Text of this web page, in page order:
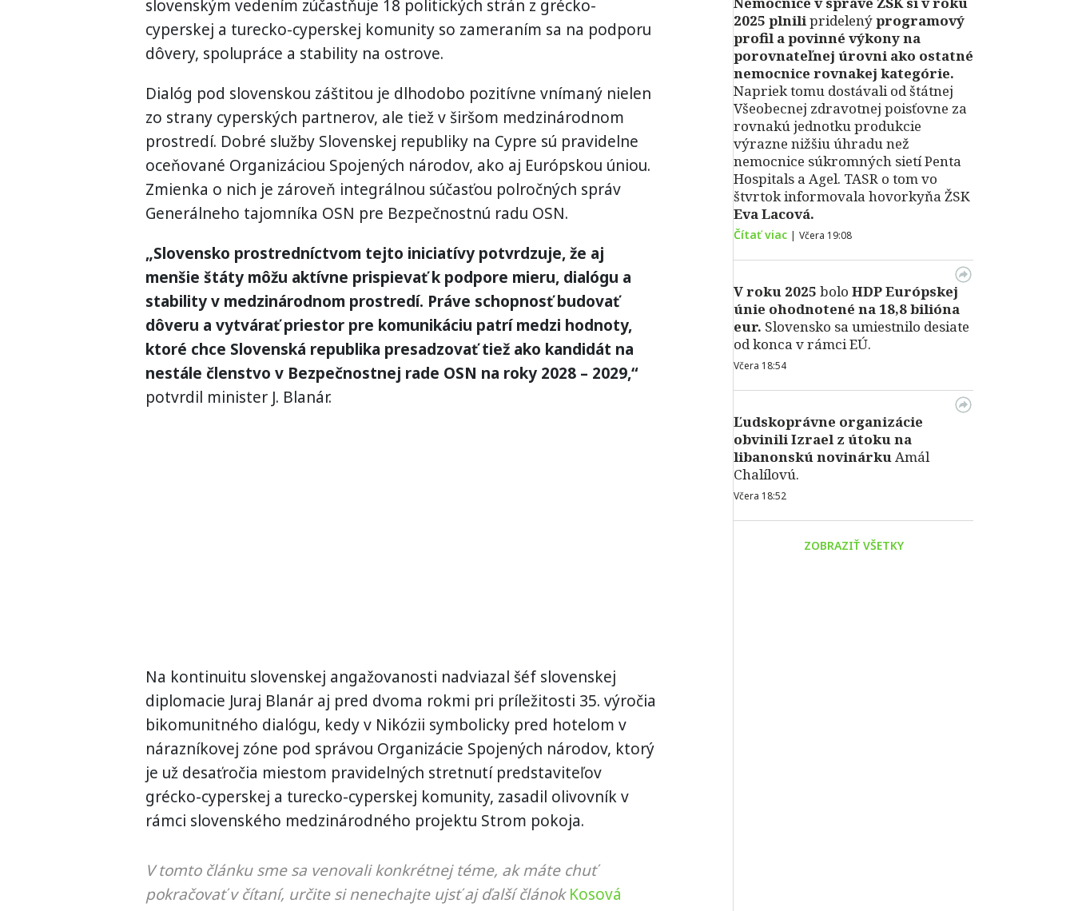
slovenským vedením zúčastňuje 18 politických strán z grécko-
cyperskej a turecko-cyperskej komunity so zameraním sa na podporu
dôvery, spolupráce a stability na ostrove.
Dialóg pod slovenskou záštitou je dlhodobo pozitívne vnímaný nielen
zo strany cyperských partnerov, ale tiež v širšom medzinárodnom
prostredí. Dobré služby Slovenskej republiky na Cypre sú pravidelne
oceňované Organizáciou Spojených národov, ako aj Európskou úniou.
Zmienka o nich je zároveň integrálnou súčasťou polročných správ
Generálneho tajomníka OSN pre Bezpečnostnú radu OSN.
„Slovensko prostredníctvom tejto iniciatívy potvrdzuje, že aj
menšie štáty môžu aktívne prispievať k podpore mieru, dialógu a
stability v medzinárodnom prostredí. Práve schopnosť budovať
dôveru a vytvárať priestor pre komunikáciu patrí medzi hodnoty,
ktoré chce Slovenská republika presadzovať tiež ako kandidát na
nestále členstvo v Bezpečnostnej rade OSN na roky 2028 – 2029,“
potvrdil minister J. Blanár.
Na kontinuitu slovenskej angažovanosti nadviazal šéf slovenskej
diplomacie Juraj Blanár aj pred dvoma rokmi pri príležitosti 35. výročia
bikomunitného dialógu, kedy v Nikózii symbolicky pred hotelom v
nárazníkovej zóne pod správou Organizácie Spojených národov, ktorý
je už desaťročia miestom pravidelných stretnutí predstaviteľov
grécko-cyperskej a turecko-cyperskej komunity, zasadil olivovník v
rámci slovenského medzinárodného projektu Strom pokoja.
V tomto článku sme sa venovali konkrétnej téme, ak máte chuť
pokračovať v čítaní, určite si nenechajte ujsť aj ďalší článok Kosová
2025 plnilipridelenýprogramový
profil a povinné výkony na
porovnateľnej úrovni ako ostatné
nemocnice rovnakej kategórie.
Napriek tomu dostávali od štátnej
Všeobecnej zdravotnej poisťovne za
rovnakú jednotku produkcie
výrazne nižšiu úhradu než
nemocnice súkromných sietí Penta
Hospitals a Agel. TASR o tom vo
štvrtok informovala hovorkyňa ŽSK
Eva Lacová.
Čítať viac | Včera 19:08
V roku 2025 bolo HDPEurópskej
únie ohodnotené na 18,8 bilióna
eur. Slovensko sa umiestnilo desiate
od konca v rámci EÚ.
Včera 18:54
Ľudskoprávne organizácie
obvinili Izrael z útoku na
libanonskú novinárkuAmál
Chalílovú.
Včera 18:52
ZOBRAZIŤ VŠETKY